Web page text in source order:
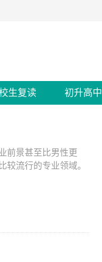
生复读 初升高中
前景甚至比男性更
流行的专业领域。